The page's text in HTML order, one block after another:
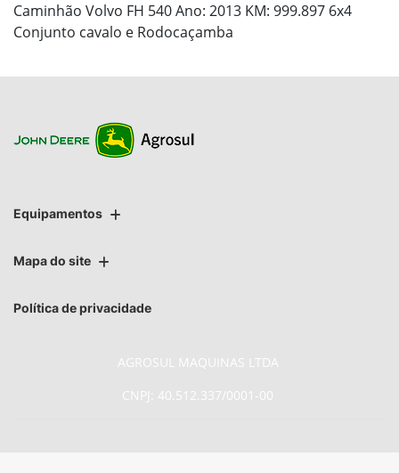
Caminhão Volvo FH 540 Ano: 2013 KM: 999.897 6x4
Conjunto cavalo e Rodocaçamba
Equipamentos
Mapa do site
Política de privacidade
AGROSUL MAQUINAS LTDA
CNPJ: 40.512.337/0001-00